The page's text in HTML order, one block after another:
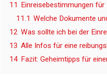
11
Einreisebestimmungen
11.1 Welche Dokumente
12 Was sollte ich bei der
13 Alle Infos für eine
14 Fazit: Geheimtipps für